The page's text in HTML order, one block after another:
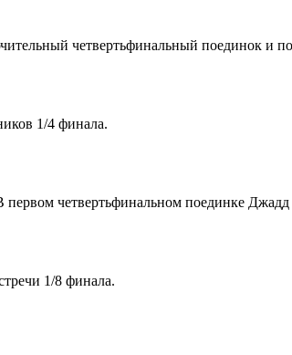
четвертьфинальный поединок и
1/4 финала.
первом четвертьфинальном поединке
1/8 финала.